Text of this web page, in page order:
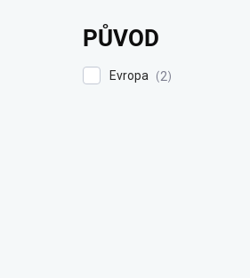
PŮVOD
Evropa 2